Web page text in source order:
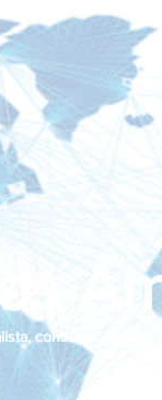
consultor de